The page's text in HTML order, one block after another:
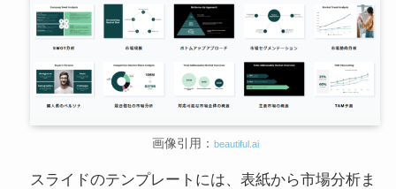
画像引用： beautiful.ai
スライドのテンプレートには、表紙から市場分析ま